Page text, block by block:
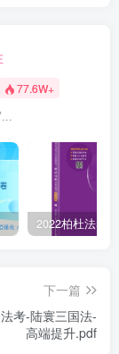
77.6W+
卷.pdf
下一篇
考-陆寰三国法-
高端提升.pdf